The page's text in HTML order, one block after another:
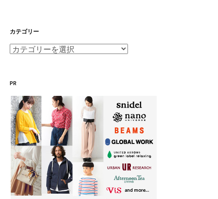
カテゴリー
カ
リ
ー
PR